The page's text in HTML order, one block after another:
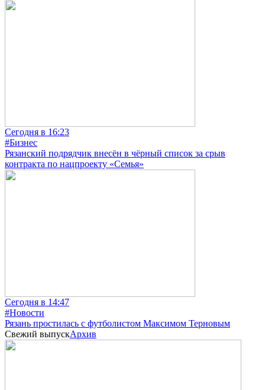
Сегодня в 16:23
#Бизнес
Рязанский подрядчик внесён в чёрный список за срыв
контракта по нацпроекту «Семья»
Сегодня в 14:47
#Новости
Рязань простилась с футболистом Максимом Терновым
Свежий выпускАрхив